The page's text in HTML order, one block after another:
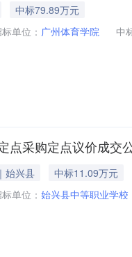
中标79.89万元
单位： 广州体育学院
中
点采购定点议价成交
始兴县
中标11.09万元
单位： 始兴县中等职业学校